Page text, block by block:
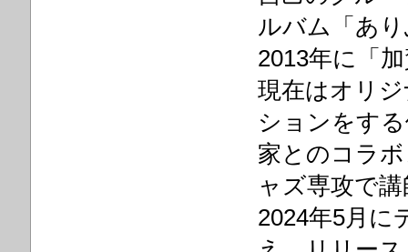
ルバム「あ
2013年に「
現在はオリ
ションをす
家とのコラ
ャズ専攻で
2024年5月に